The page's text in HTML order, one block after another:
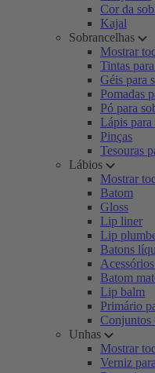
Cor da
Kajal
Sobrancelhas
Mostrar
Tintas
Géis para
Pomadas
Pó para
Lápis para
Pinças
Tesouras
Lábios
Mostrar
Batom
Gloss
Lip liner
Lip
Batons
Batom
Lip balm
Primário
Conjuntos
Unhas
Mostrar
Verniz